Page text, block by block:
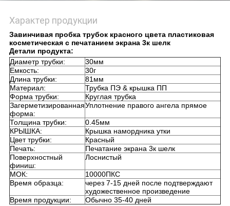
POLICY
Характер продукции
Завинчивая пробка трубок красного цвета пластиковая
косметическая с печатанием экрана 3к шелк
Детали продукта:
Диаметр трубки:
30мм
Емкость:
30г
Длина трубки:
81мм
Материал:
Трубка ПЭ & крышка ПП
Форма трубки:
Круглая трубка
Загерметизированная
форма:
Уплотнение правого ангела прямое
Толщина трубки:
0.45мм
КРЫШКА:
Крышка намордника утки
Цвет трубки:
Красный
Печать:
Печатание экрана 3к шелк
Поверхностный
финиш:
Лоснистый
МОК:
10000ПКС
Время образца:
через 7-15 дней после подтверждают
художественное произведение
Время продукции:
Обычно 35-40 дней